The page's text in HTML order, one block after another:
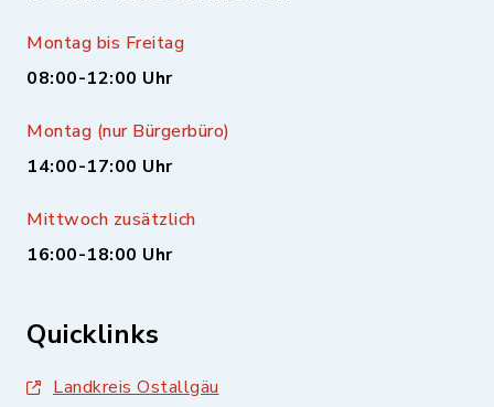
Montag bis Freitag
08:00-12:00 Uhr
Montag (nur Bürgerbüro)
14:00-17:00 Uhr
Mittwoch zusätzlich
16:00-18:00 Uhr
Quicklinks
Landkreis Ostallgäu